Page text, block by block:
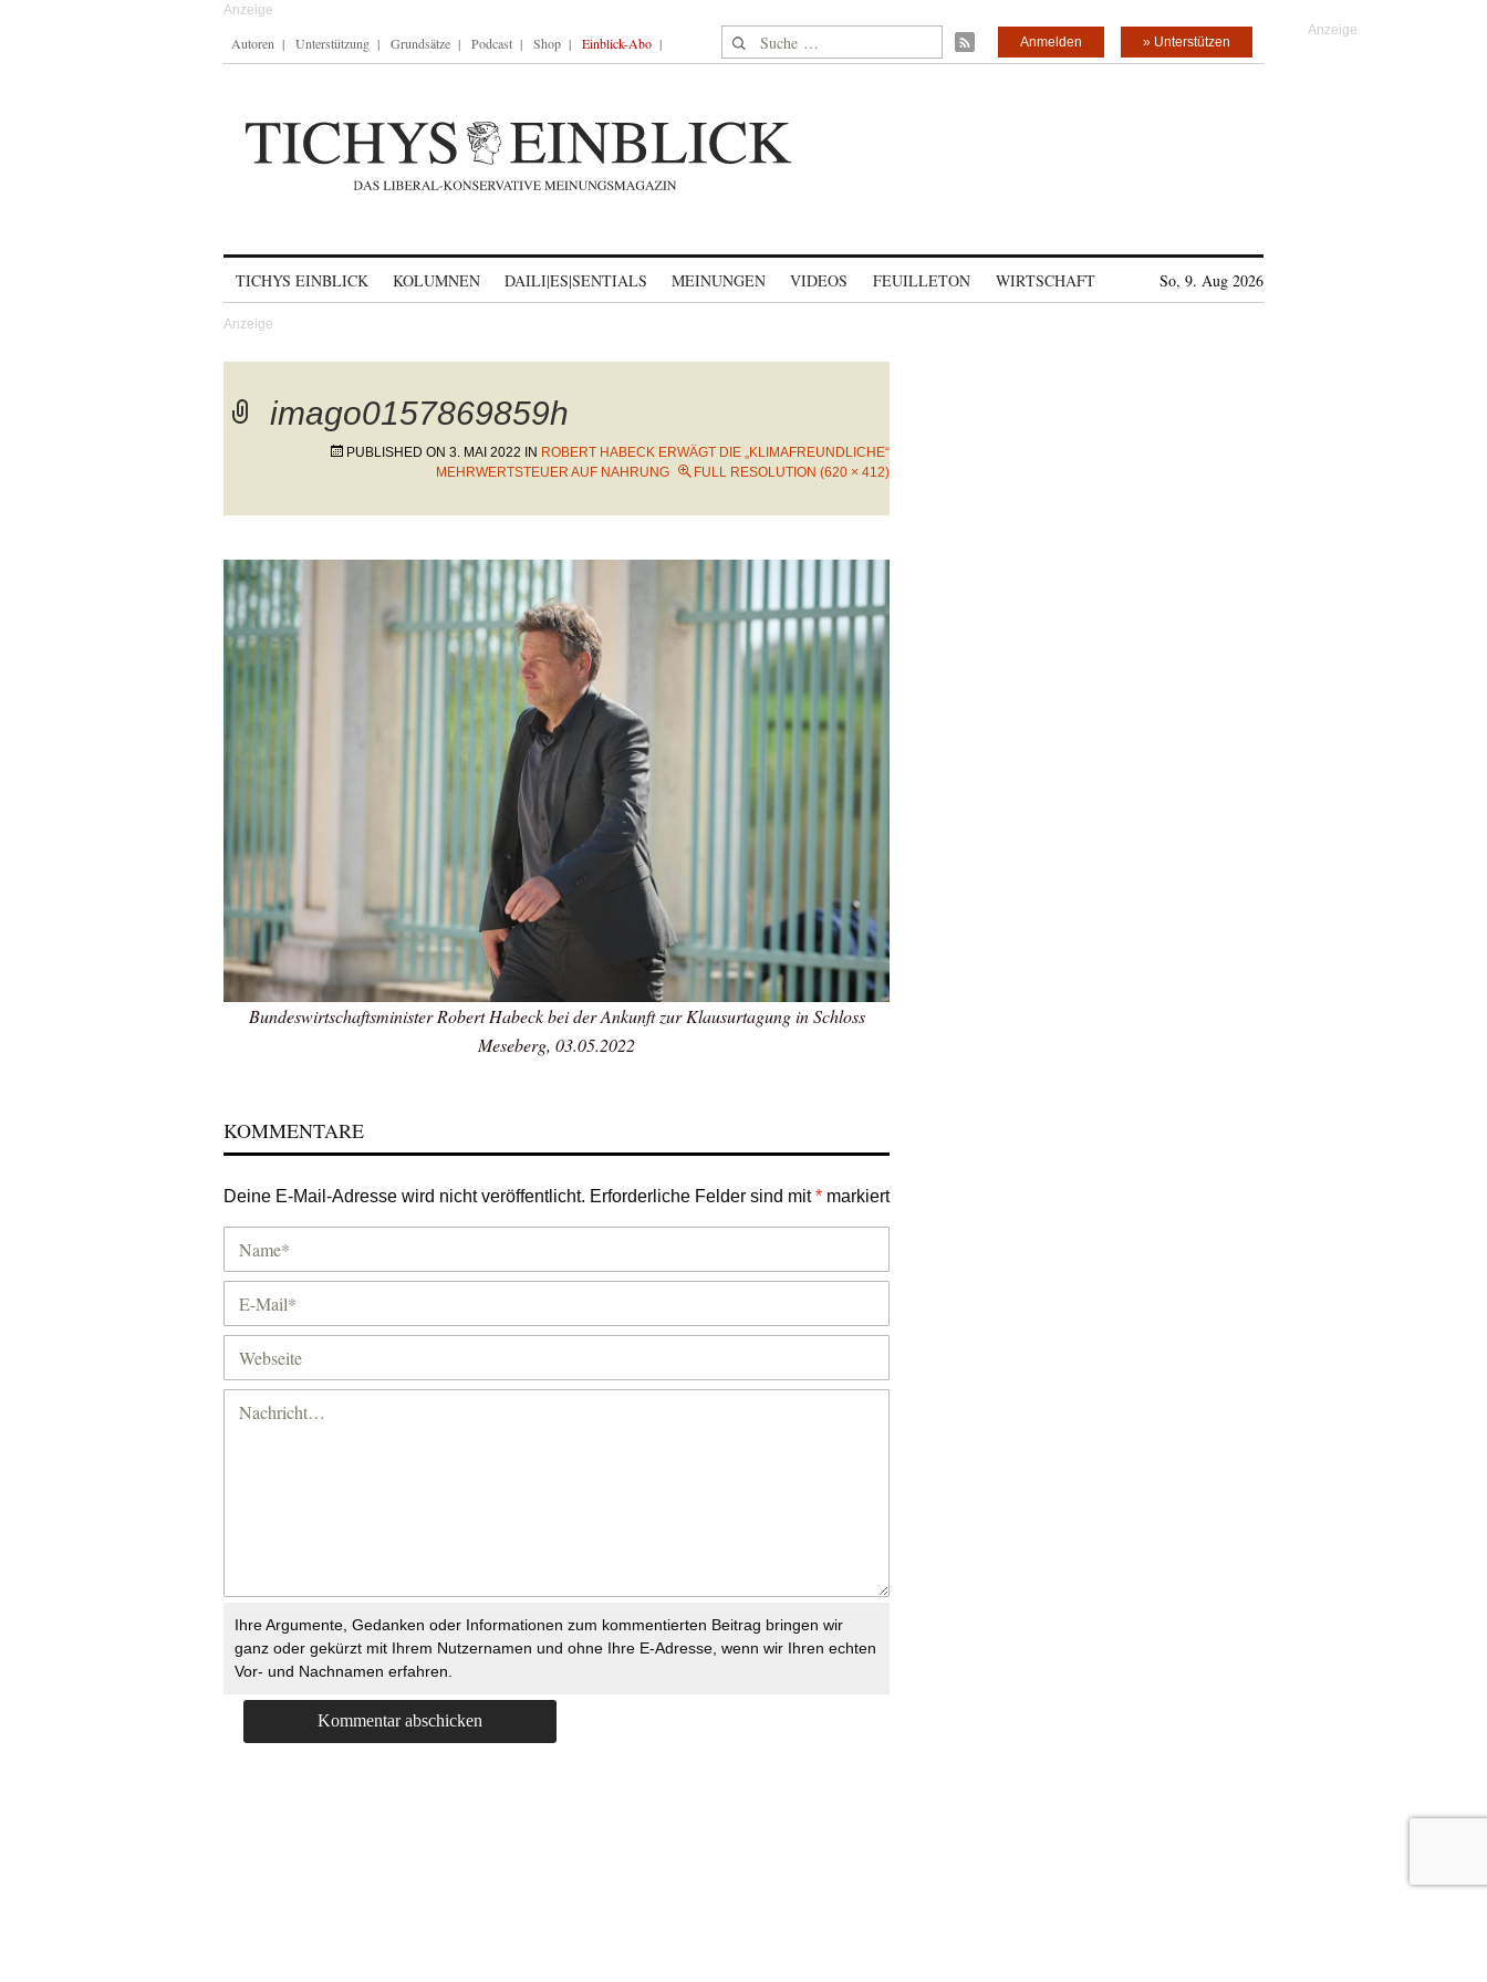
Autoren Unterstützung Grundsätze Podcast Shop Einblick-Abo Suche nach: » Unterstützen
Anmelden
TICHYS EINBLICK KOLUMNEN DAILI|ES|SENTIALS MEINUNGEN VIDEOS FEUILLETON WIRTSCHAFT So, 9. Aug 2026
imago0157869859h
PUBLISHED ON 3. MAI 2022 IN ROBERT HABECK ERWÄGT DIE „KLIMAFREUNDLICHE“
MEHRWERTSTEUER AUF NAHRUNG
FULL RESOLUTION (620 × 412)
Bundeswirtschaftsminister Robert Habeck bei der Ankunft zur Klausurtagung in Schloss
Meseberg, 03.05.2022
KOMMENTARE
Deine E-Mail-Adresse wird nicht veröffentlicht. Erforderliche Felder sind mit* markiert
Ihre Argumente, Gedanken oder Informationen zum kommentierten Beitrag bringen wir
ganz oder gekürzt mit Ihrem Nutzernamen und ohne Ihre E-Adresse, wenn wir Ihren echten
Vor- und Nachnamen erfahren.